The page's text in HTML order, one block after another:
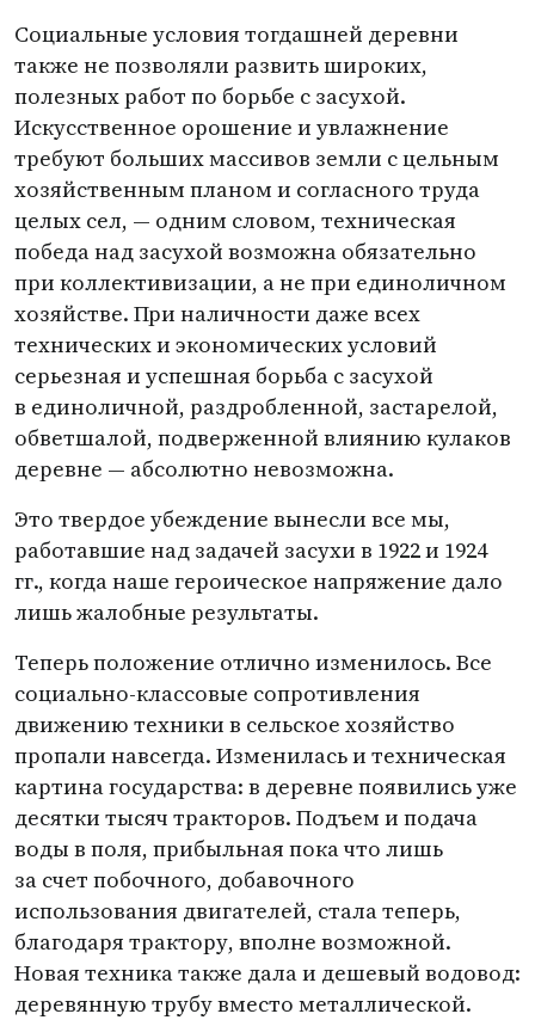
Социальные условия тогдашней деревни
также не позволяли развить широких,
полезных работ по борьбе с засухой.
Искусственное орошение и увлажнение
требуют больших массивов земли с цельным
хозяйственным планом и согласного труда
целых сел, — одним словом, техническая
победа над засухой возможна обязательно
при коллективизации, а не при единоличном
хозяйстве. При наличности даже всех
технических и экономических условий
серьезная и успешная борьба с засухой
в единоличной, раздробленной, застарелой,
обветшалой, подверженной влиянию кулаков
деревне — абсолютно невозможна.
Это твердое убеждение вынесли все мы,
работавшие над задачей засухи в 1922 и 1924
гг., когда наше героическое напряжение дало
лишь жалобные результаты.
Теперь положение отлично изменилось. Все
социально-классовые сопротивления
движению техники в сельское хозяйство
пропали навсегда. Изменилась и техническая
картина государства: в деревне появились уже
десятки тысяч тракторов. Подъем и подача
воды в поля, прибыльная пока что лишь
за счет побочного, добавочного
использования двигателей, стала теперь,
благодаря трактору, вполне возможной.
Новая техника также дала и дешевый водовод:
деревянную трубу вместо металлической.